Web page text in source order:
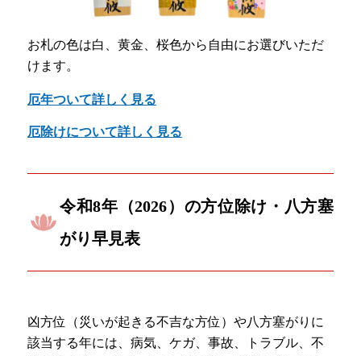
お札の色は白、黄金、桜色から自由にお選びいただ
けます。
厄年ついて詳しく見る
厄除けについて詳しく見る
令和8年（2026）の方位除け・八方塞
がり早見表
凶方位（災いが起きる不吉な方位）や八方塞がりに
該当する年には、病気、ケガ、事故、トラブル、不